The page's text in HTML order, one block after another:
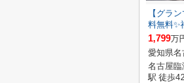
【グラ
料無料✨️
1,799万
愛知県名
名古屋臨
駅 徒歩